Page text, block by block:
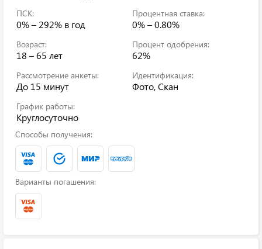
ПСК:
0% – 292% в год
Процентная ставка:
0% – 0.80%
Возраст:
18 – 65 лет
Процент одобрения:
62%
Рассмотрение анкеты:
До 15 минут
Идентификация:
Фото, Скан
График работы:
Круглосуточно
Способы получения:
Варианты погашения: